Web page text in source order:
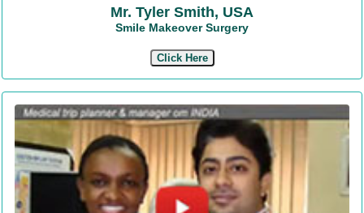
Mr. Tyler Smith, USA
Smile Makeover Surgery
Click Here